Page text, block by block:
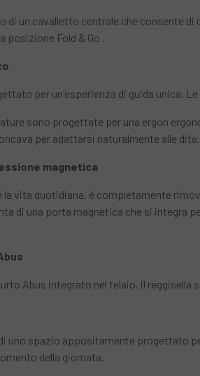
di un cavalletto centrale che consente
posizione Fold & Go .
per un'esperienza di guida unica.
sono progettate per una ergon
per adattarsi naturalmente alle
magnetica
vita quotidiana, è completamente
di una porta magnetica che si integra
Abus integrato nel telaio, il reggisella
di uno spazio appositamente progettato
della giornata.